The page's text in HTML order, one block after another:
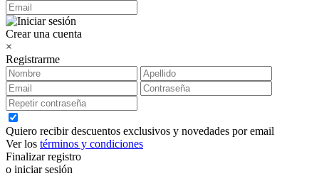
Crear una cuenta
×
Registrarme
Quiero recibir descuentos exclusivos y novedades por email
Ver los términos y condiciones
Finalizar registro
o iniciar sesión